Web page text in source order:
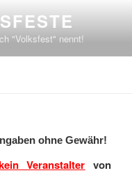
"Volksfest" nennt!
ohne Gewähr!
Veranstalter von